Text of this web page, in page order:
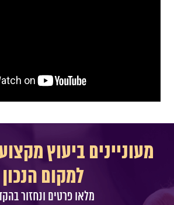
מעוניינים ביעוץ
למקום הנכון
מלאו פרטים ונחזור